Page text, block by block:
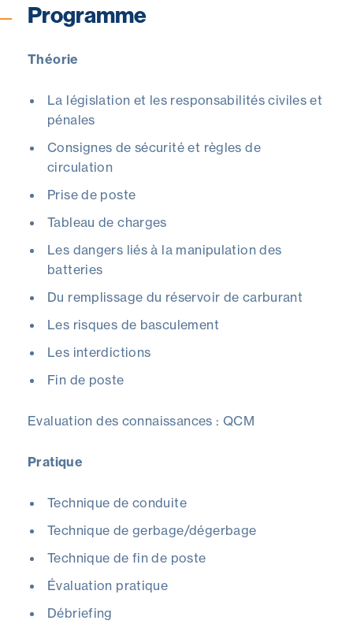
Programme
Théorie
La législation et les responsabilités civiles et
pénales
Consignes de sécurité et règles de
circulation
Prise de poste
Tableau de charges
Les dangers liés à la manipulation des
batteries
Du remplissage du réservoir de carburant
Les risques de basculement
Les interdictions
Fin de poste
Evaluation des connaissances : QCM
Pratique
Technique de conduite
Technique de gerbage/dégerbage
Technique de fin de poste
Évaluation pratique
Débriefing